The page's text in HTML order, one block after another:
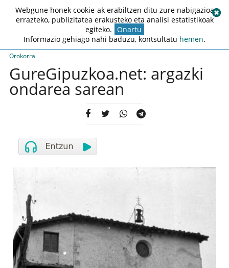
Orokorra
GureGipuzkoa.net: argazki
ondarea sarean
Webgune honek cookie-ak erabiltzen ditu zure nabigazioa
errazteko, publizitatea erakusteko eta analisi estatistikoak
egiteko. Onartu
Informazio gehiago nahi baduzu, kontsultatu hemen.